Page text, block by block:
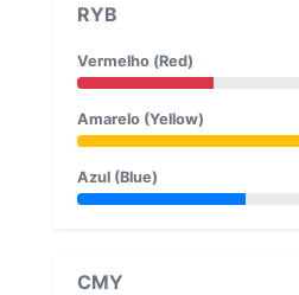
RYB
Vermelho (Red)
Amarelo (Yellow)
Azul (Blue)
CMY